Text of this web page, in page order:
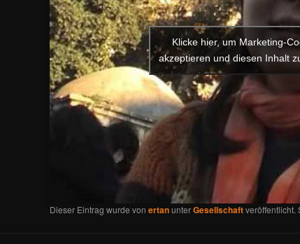
Klicke hier, um Marketing-
akzeptieren und diesen Inhalt
Dieser Eintrag wurde von ertanunterGesellschaftveröffentlicht.